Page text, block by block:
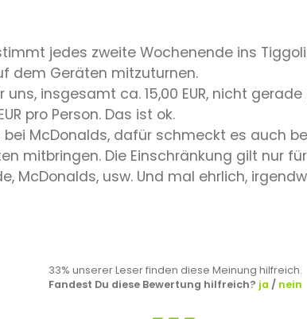
jedes zweite Wochenende ins
dem Geräten mitzuturnen.
insgesamt ca. 15,00 EUR, nicht
pro Person. Das ist ok.
bei McDonalds, dafür schmeckt es auch
mitbringen. Die Einschränkung gilt nur
McDonalds, usw. Und mal ehrlich,
33% unserer Leser finden diese Meinung hilfreich.
Fandest Du diese Bewertung hilfreich? ja / nein